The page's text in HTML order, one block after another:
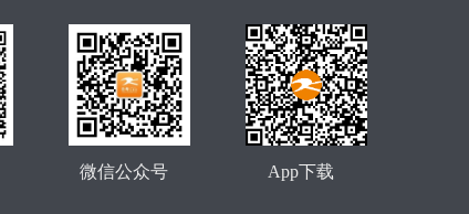
App下载
微信公众号